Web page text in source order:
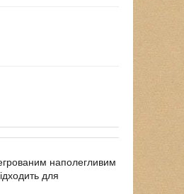
наполегливим
для